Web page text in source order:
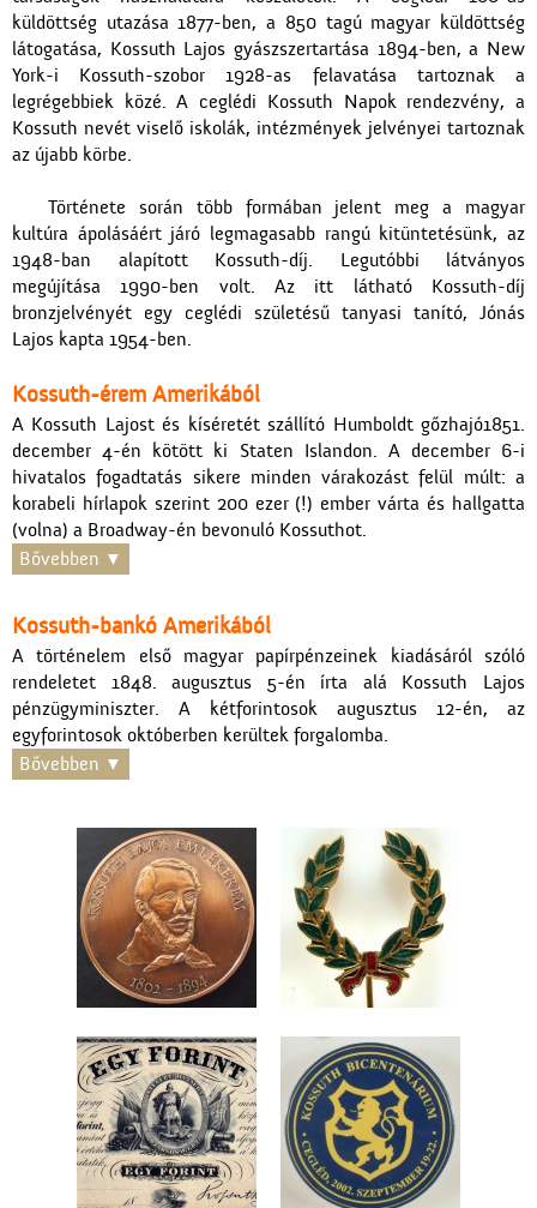
küldöttség utazása 1877-ben, a 850 tagú magyar küldöttség
látogatása, Kossuth Lajos gyászszertartása 1894-ben, a New
York-i Kossuth-szobor 1928-as felavatása tartoznak a
legrégebbiek közé. A ceglédi Kossuth Napok rendezvény, a
Kossuth nevét viselő iskolák, intézmények jelvényei tartoznak
az újabb körbe.
Története során több formában jelent meg a magyar
kultúra ápolásáért járó legmagasabb rangú kitüntetésünk, az
1948-ban alapított Kossuth-díj. Legutóbbi látványos
megújítása 1990-ben volt. Az itt látható Kossuth-díj
bronzjelvényét egy ceglédi születésű tanyasi tanító, Jónás
Lajos kapta 1954-ben.
Kossuth-érem Amerikából
A Kossuth Lajost és kíséretét szállító Humboldt gőzhajó1851.
december 4-én kötött ki Staten Islandon. A december 6-i
hivatalos fogadtatás sikere minden várakozást felül múlt: a
korabeli hírlapok szerint 200 ezer (!) ember várta és hallgatta
(volna) a Broadway-én bevonuló Kossuthot.
Bővebben
Kossuth-bankó Amerikából
A történelem első magyar papírpénzeinek kiadásáról szóló
rendeletet 1848. augusztus 5-én írta alá Kossuth Lajos
pénzügyminiszter. A kétforintosok augusztus 12-én, az
egyforintosok októberben kerültek forgalomba.
Bővebben